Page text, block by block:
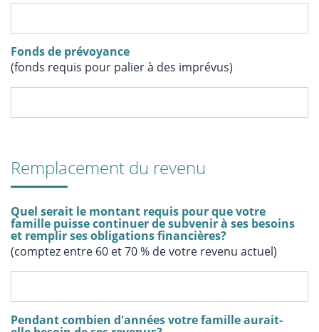
Fonds de prévoyance
(fonds requis pour palier à des imprévus)
Remplacement du revenu
Quel serait le montant requis pour que votre
famille puisse continuer de subvenir à ses besoins
et remplir ses obligations financières?
(comptez entre 60 et 70 % de votre revenu actuel)
Pendant combien d'années votre famille aurait-